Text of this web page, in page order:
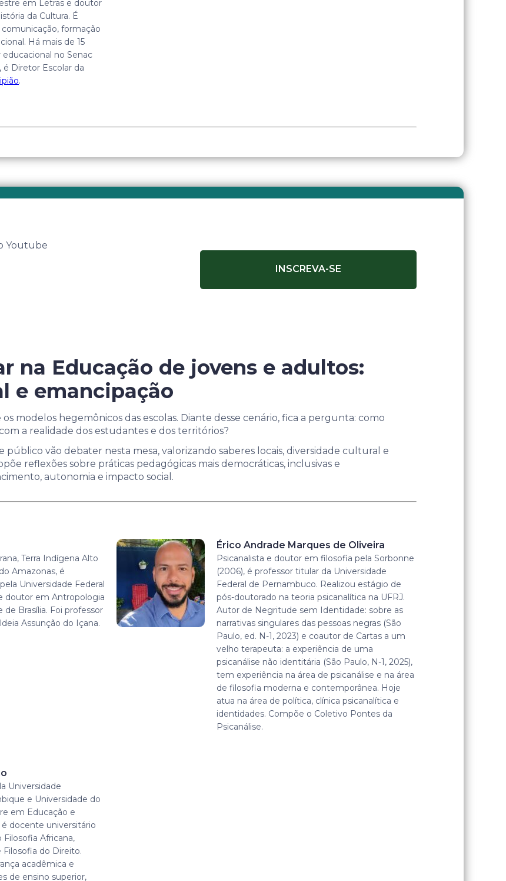
em Letras e doutor
da Cultura. É
formação
Há mais de 15
no Senac
Diretor Escolar da
.
Youtube
INSCREVA-SE
na Educação de jovens e adultos:
e emancipação
modelos hegemônicos das escolas. Diante desse cenário, fica a pergunta: como
a realidade dos estudantes e dos territórios?
público vão debater nesta mesa, valorizando saberes locais, diversidade cultural e
reflexões sobre práticas pedagógicas mais democráticas, inclusivas e
autonomia e impacto social.
Terra Indígena Alto
Amazonas, é
Universidade Federal
doutor em Antropologia
de Brasília. Foi professor
Assunção do Içana.
Érico Andrade Marques de Oliveira
Psicanalista e doutor em filosofia pela Sorbonne
(2006), é professor titular da Universidade
Federal de Pernambuco. Realizou estágio de
pós-doutorado na teoria psicanalítica na UFRJ.
Autor de Negritude sem Identidade: sobre as
narrativas singulares das pessoas negras (São
Paulo, ed. N-1, 2023) e coautor de Cartas a um
velho terapeuta: a experiência de uma
psicanálise não identitária (São Paulo, N-1, 2025),
tem experiência na área de psicanálise e na área
de filosofia moderna e contemporânea. Hoje
atua na área de política, clínica psicanalítica e
identidades. Compõe o Coletivo Pontes da
Psicanálise.
Universidade
e Universidade do
em Educação e
docente universitário
Africana,
Filosofia do Direito.
acadêmica e
de ensino superior,